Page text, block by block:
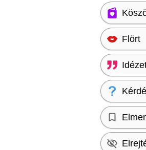
Flört